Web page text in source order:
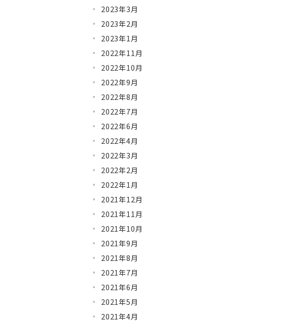
2023年3月
2023年2月
2023年1月
2022年11月
2022年10月
2022年9月
2022年8月
2022年7月
2022年6月
2022年4月
2022年3月
2022年2月
2022年1月
2021年12月
2021年11月
2021年10月
2021年9月
2021年8月
2021年7月
2021年6月
2021年5月
2021年4月